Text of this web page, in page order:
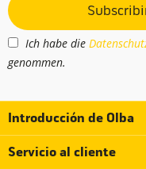
Ich habe die
genommen.
Introducción de Olba
Servicio al cliente